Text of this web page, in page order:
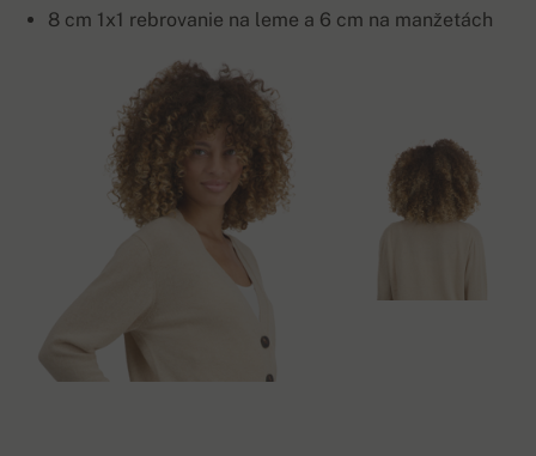
8 cm 1x1 rebrovanie na leme a 6 cm na manžetách